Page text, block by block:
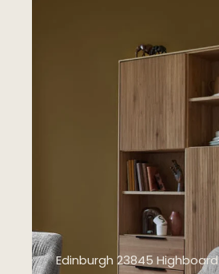
Edinburgh 23845 Highboard